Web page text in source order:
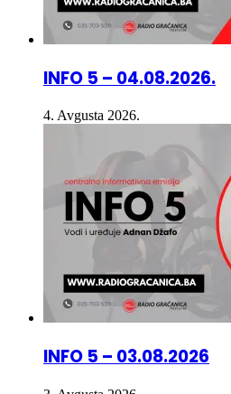
INFO 5 – 04.08.2026.
4. Avgusta 2026.
INFO 5 – 03.08.2026
3. Avgusta 2026.